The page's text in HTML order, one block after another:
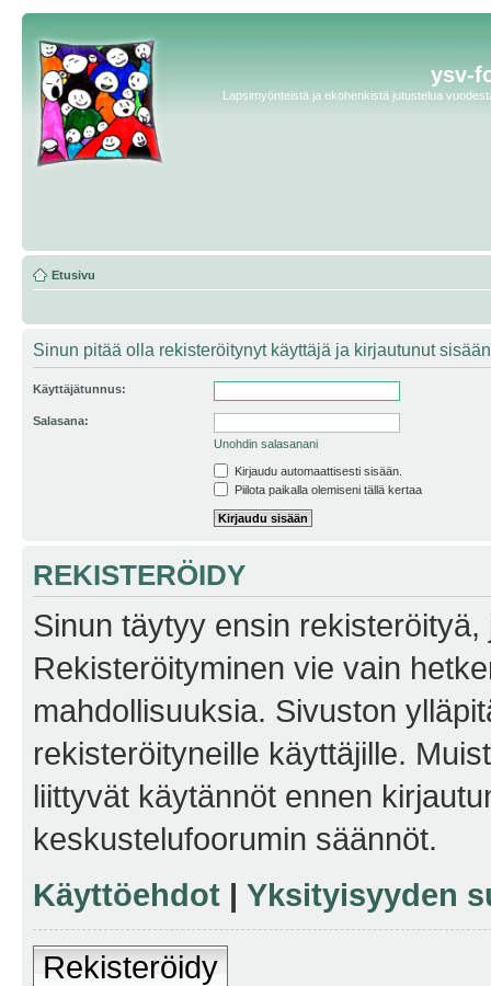
ysv-
Lapsimyönteistä ja ekohenkistä jutustelua
Etusivu
Sinun pitää olla rekisteröitynyt käyttäjä ja kirjautunut
Käyttäjätunnus:
Salasana:
Unohdin salasanani
Kirjaudu automaattisesti sisään.
Piilota paikalla olemiseni tällä kertaa
REKISTERÖIDY
Sinun täytyy ensin
Rekisteröityminen vie vain
mahdollisuuksia. Sivuston
rekisteröityneille käyttäjille.
liittyvät käytännöt ennen
keskustelufoorumin säännöt.
Käyttöehdot | Yksityisyyden
Rekisteröidy